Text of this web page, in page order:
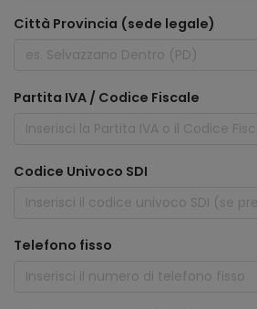
Città Provincia (sede legale)
Partita IVA / Codice Fiscale
Codice Univoco SDI
Telefono fisso